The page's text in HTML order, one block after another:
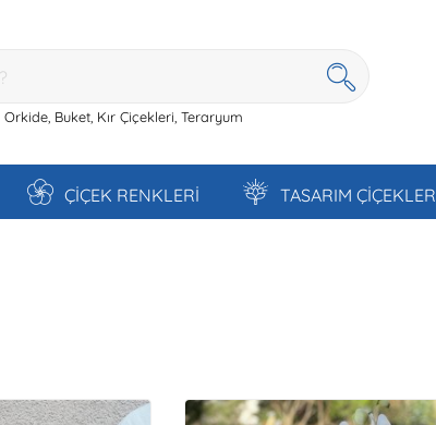
Orkide, Buket, Kır Çiçekleri, Teraryum
ÇİÇEK RENKLERİ TASARIM ÇİÇEKLER